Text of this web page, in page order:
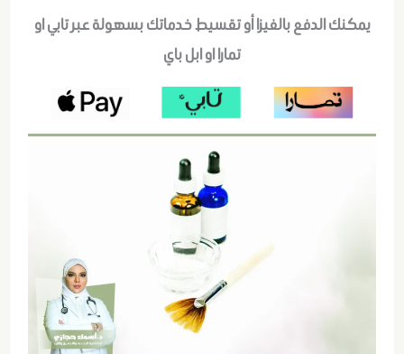
يمكنك الدفع بالفيزا أو تقسيط خدماتك بسهولة عبر تابي او
تمارا او ابل باي